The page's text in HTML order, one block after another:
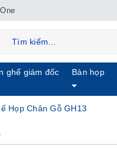
ghế giám đốc Bàn họp
Họp Chân Gỗ GH13